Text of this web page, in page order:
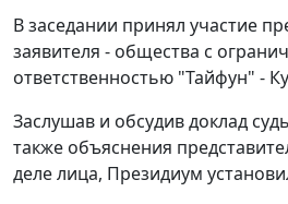
В заседании принял участие
заявителя - общества с
ответственностью "Тайфун" -
Заслушав и обсудив доклад
также объяснения
деле лица, Президиум